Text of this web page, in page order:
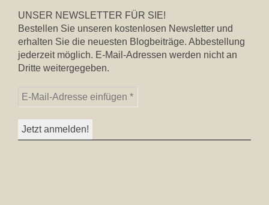
UNSER NEWSLETTER FÜR SIE!
Bestellen Sie unseren kostenlosen Newsletter und
erhalten Sie die neuesten Blogbeiträge. Abbestellung
jederzeit möglich. E-Mail-Adressen werden nicht an
Dritte weitergegeben.